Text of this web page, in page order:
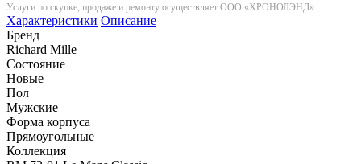
Услуги по скупке, продаже и ремонту осуществляет ООО «ХРОНОЛЭНД»
Характеристики Описание
Бренд
Richard Mille
Состояние
Новые
Пол
Мужские
Форма корпуса
Прямоугольные
Коллекция